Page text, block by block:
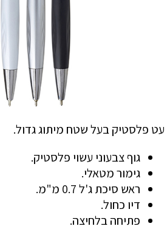
עט פלסטיק בעל שטח מיתוג גדול.
גוף צבעוני עשוי פלסטיק.
גימור מטאלי.
ראש סיכת ג'ל 0.7 מ"מ.
דיו כחול.
פתיחה בלחיצה.